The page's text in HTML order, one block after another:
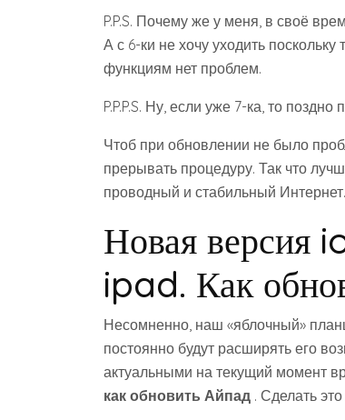
P.P.S. Почему же у меня, в своё
А с 6-ки не хочу уходить
функциям нет проблем.
P.P.P.S. Ну, если уже 7-ка, то
Чтоб при обновлении не было
прерывать процедуру. Так что
проводный и стабильный Интернет.
Новая версия
ipad. Как
Несомненно, наш «яблочный»
постоянно будут расширять его
актуальными на текущий момент
как обновить Айпад . Сделать